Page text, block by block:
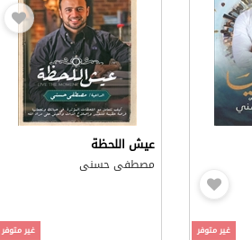
غير متوفر
عيش اللحظة
مصطفى حسنى
غير متوفر